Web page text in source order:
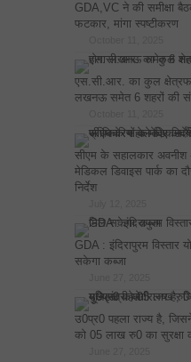
GDA,VC ने की समीक्षा
फटकार, मांगा स्पष्टीकरण
एस.सी.आर. का कुल
लखनऊ समेत 6 शहरों की
सीएम के सहालकार अवनीश
मेडिकल डिवाइस पार्क का
निर्देश
GDA : इंदिरापुरम विस्तार
सकेगा कब्जा
उ0प्र0 पहला राज्य है,
को 05 लाख रु0 का सुरक्षा